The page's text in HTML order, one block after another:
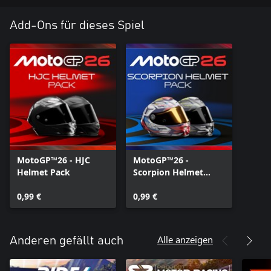
Add-Ons für dieses Spiel
MotoGP™26 - HJC
Helmet Pack
0,99 €
MotoGP™26 -
Scorpion Helmet
0,99 €
Anderen gefällt auch Alle anzeigen